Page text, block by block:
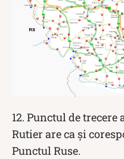
12. Punctul de
Rutier are ca și
Punctul Ruse.